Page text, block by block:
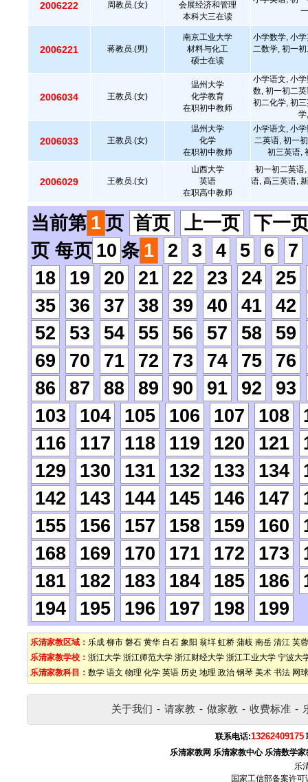
2006222 周教员.(女)
会展经济和管理
本科大三在读
2006221 蒋教员.(男)
南京工业大学
材料与化工
硕士在读
小学数学, 小
二数学, 初一
2006034 王教员.(女)
温州大学
化学教育
在职初中教师
小学语文, 小
数, 初一初二
初二化学, 初
2006033 王教员.(女)
温州大学
化学
在职初中教师
小学语文, 小
二英语, 初一
初三英语,
2006029 王教员.(女)
山西大学
英语
在职高中教师
初一初二英语
语, 高三英语,
当前第 1 页 首页 上一页
下一
页 每页 10 条 1 2 3 4 5 6
7
18
19 20 21 22 23 24
25
35
36 37 38 39 40 41
42
52
53 54 55 56 57 58
59
69
70 71 72 73 74 75
76
86
87 88 89 90 91 92
93
103
104 105 106 107 108
116
117 118 119 120 121
129
130 131 132 133 134
142
143 144 145 146 147
155
156 157 158 159 160
168
169 170 171 172 173
181
182 183 184 185 186
194
195 196 197 198 199
乐清家教区域： 乐成 柳市 磐石 黄华 白石 象阳 翁垟 虹桥 蒲岐 南岳 清江 芙蓉
乐清家教学校： 浙江大学 浙江师范大学 浙江财经大学 浙江工业大学 宁波大
乐清家教科目： 数学 语文 物理 化学 英语 历史 地理 政治 钢琴 美术 书法 网球
关于我们 - 请家教 - 做家教 - 收费标准 -
联系电话:13262409175
乐清家教网 乐清家教中心 乐清数学家
乐
国家工信部备案许可